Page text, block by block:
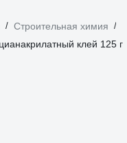
/ Строительная химия /